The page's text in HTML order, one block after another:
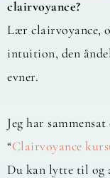
clairvoyance?
Lær clairvoyance,
intuition, den
evner.
Jeg har
“Clairvoyance
Du kan lytte til og